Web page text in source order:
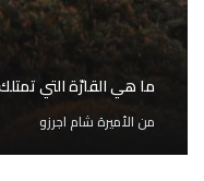
ما هي القارّة التي
من الأميرة شام اجرزو